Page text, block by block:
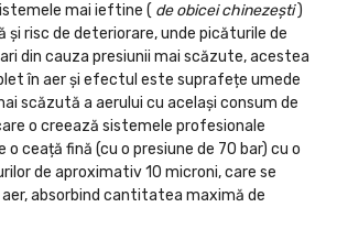
mai ieftine ( de obicei chinezești)
risc de deteriorare, unde picăturile de
din cauza presiunii mai scăzute, acestea
în aer și efectul este suprafețe umede
scăzută a aerului cu același consum de
o creează sistemele profesionale
o ceață fină (cu o presiune de 70 bar) cu o
de aproximativ 10 microni, care se
absorbind cantitatea maximă de